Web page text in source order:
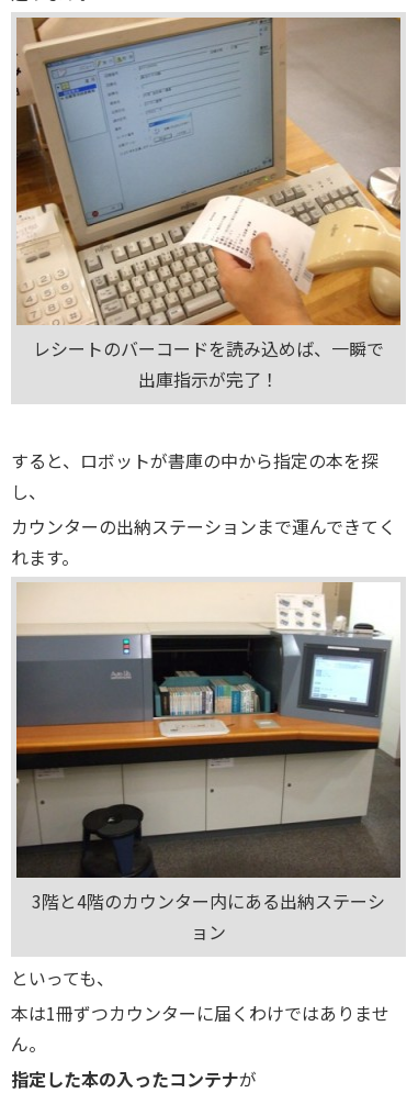
レシートのバーコードを読み込めば、一瞬で
出庫指示が完了！
すると、ロボットが書庫の中から指定の本を探
し、
カウンターの出納ステーションまで運んできてく
れます。
3階と4階のカウンター内にある出納ステーシ
ョン
といっても、
本は1冊ずつカウンターに届くわけではありませ
ん。
指定した本の入ったコンテナが